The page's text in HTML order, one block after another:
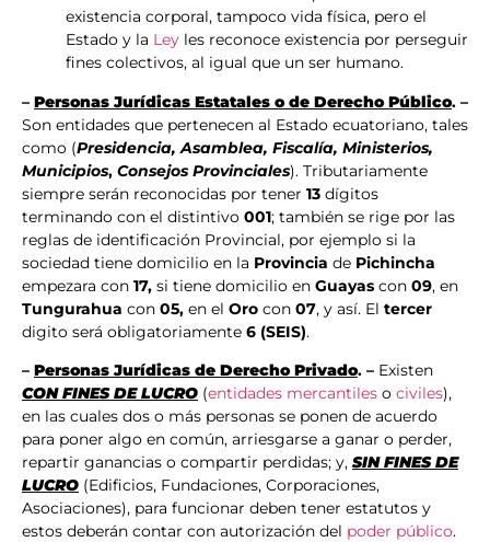
existencia corporal, tampoco vida física, pero el
Estado y la Ley les reconoce existencia por perseguir
fines colectivos, al igual que un ser humano.
– Personas Jurídicas Estatales o de Derecho Público. –
Son entidades que pertenecen al Estado ecuatoriano, tales
como (Presidencia, Asamblea, Fiscalía, Ministerios,
Municipios, Consejos Provinciales). Tributariamente
siempre serán reconocidas por tener 13 dígitos
terminando con el distintivo 001; también se rige por las
reglas de identificación Provincial, por ejemplo si la
sociedad tiene domicilio en la Provincia de Pichincha
empezara con 17, si tiene domicilio en Guayas con 09, en
Tungurahua con 05, en el Oro con 07, y así. El tercer
digito será obligatoriamente 6 (SEIS).
– Personas Jurídicas de Derecho Privado. – Existen
CON FINES DE LUCRO (entidades mercantiles o civiles),
en las cuales dos o más personas se ponen de acuerdo
para poner algo en común, arriesgarse a ganar o perder,
repartir ganancias o compartir perdidas; y, SIN FINES DE
LUCRO (Edificios, Fundaciones, Corporaciones,
Asociaciones), para funcionar deben tener estatutos y
estos deberán contar con autorización del poder público.